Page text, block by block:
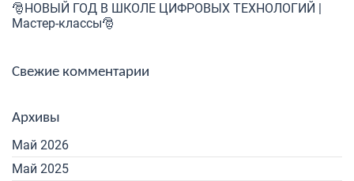
🎅НОВЫЙ ГОД В ШКОЛЕ ЦИФРОВЫХ ТЕХНОЛОГИЙ |
Мастер-классы🎅
Свежие комментарии
Архивы
Май 2026
Май 2025